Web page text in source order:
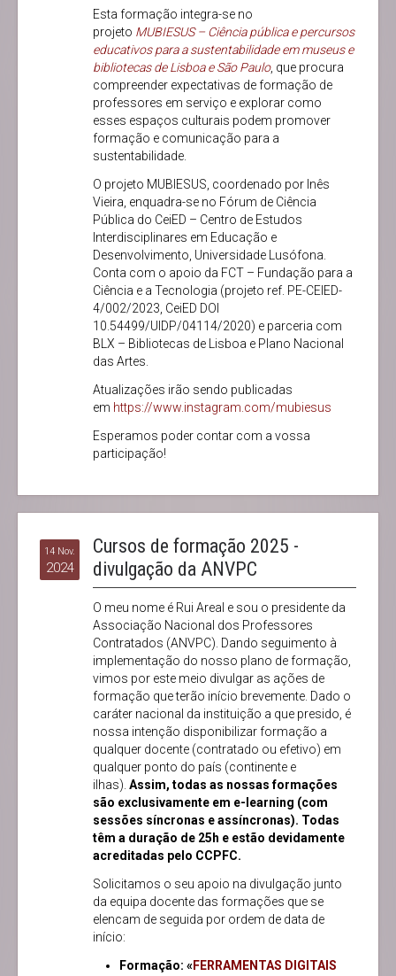
Esta formação integra-se no
projeto MUBIESUS – Ciência pública e percursos
educativos para a sustentabilidade em museus e
bibliotecas de Lisboa e São Paulo, que procura
compreender expectativas de formação de
professores em serviço e explorar como
esses espaços culturais podem promover
formação e comunicação para a
sustentabilidade.
O projeto MUBIESUS, coordenado por Inês
Vieira, enquadra-se no Fórum de Ciência
Pública do CeiED – Centro de Estudos
Interdisciplinares em Educação e
Desenvolvimento, Universidade Lusófona.
Conta com o apoio da FCT – Fundação para a
Ciência e a Tecnologia (projeto ref. PE-CEIED-
4/002/2023, CeiED DOI
10.54499/UIDP/04114/2020) e parceria com
BLX – Bibliotecas de Lisboa e Plano Nacional
das Artes.
Atualizações irão sendo publicadas
em https://www.instagram.com/mubiesus
Esperamos poder contar com a vossa
participação!
14 Nov.
2024
Cursos de formação 2025 -
divulgação da ANVPC
O meu nome é Rui Areal e sou o presidente da
Associação Nacional dos Professores
Contratados (ANVPC). Dando seguimento à
implementação do nosso plano de formação,
vimos por este meio divulgar as ações de
formação que terão início brevemente. Dado o
caráter nacional da instituição a que presido, é
nossa intenção disponibilizar formação a
qualquer docente (contratado ou efetivo) em
qualquer ponto do país (continente e
ilhas). Assim, todas as nossas formações
são exclusivamente em e-learning (com
sessões síncronas e assíncronas). Todas
têm a duração de 25h e estão devidamente
acreditadas pelo CCPFC.
Solicitamos o seu apoio na divulgação junto
da equipa docente das formações que se
elencam de seguida por ordem de data de
início:
Formação: «FERRAMENTAS DIGITAIS